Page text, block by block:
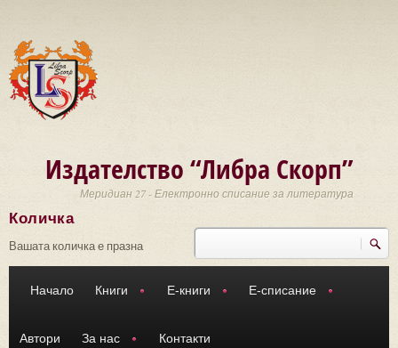
Издателство “Либра Скорп”
Меридиан 27 - Електронно списание за литература
Търси
Количка
Вашата количка е празна
Начало Книги Е-книги Е-списание
Автори За нас Контакти